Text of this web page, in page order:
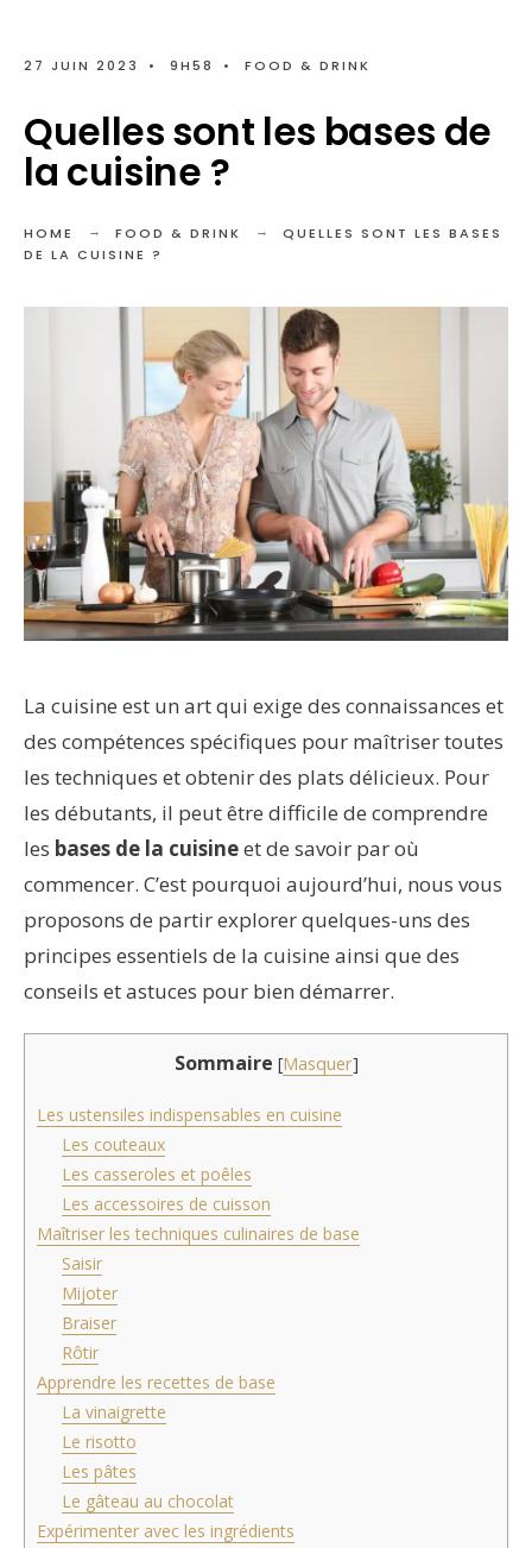
27 JUIN 2023 • 9H58 • FOOD & DRINK
Quelles sont les bases de
la cuisine ?
HOME FOOD & DRINK
QUELLES SONT LES BASES
DE LA CUISINE ?
La cuisine est un art qui exige des connaissances et
des compétences spécifiques pour maîtriser toutes
les techniques et obtenir des plats délicieux. Pour
les débutants, il peut être difficile de comprendre
les bases de la cuisineet de savoir par où
commencer. C’est pourquoi aujourd’hui, nous vous
proposons de partir explorer quelques-uns des
principes essentiels de la cuisine ainsi que des
conseils et astuces pour bien démarrer.
Sommaire [Masquer]
Les ustensiles indispensables en cuisine
Les couteaux
Les casseroles et poêles
Les accessoires de cuisson
Maîtriser les techniques culinaires de base
Saisir
Mijoter
Braiser
Rôtir
Apprendre les recettes de base
La vinaigrette
Le risotto
Les pâtes
Le gâteau au chocolat
Expérimenter avec les ingrédients